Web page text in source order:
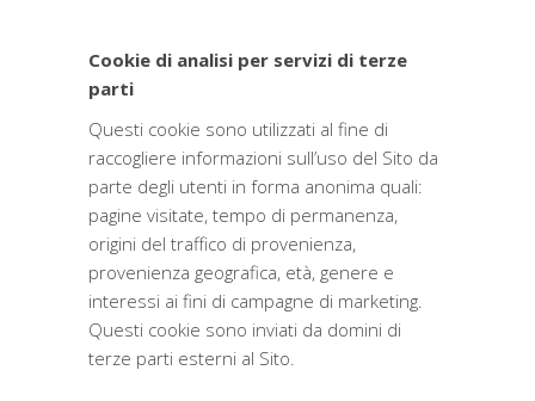
Cookie di analisi per servizi di terze
parti
Questi cookie sono utilizzati al fine di
raccogliere informazioni sull’uso del Sito da
parte degli utenti in forma anonima quali:
pagine visitate, tempo di permanenza,
origini del traffico di provenienza,
provenienza geografica, età, genere e
interessi ai fini di campagne di marketing.
Questi cookie sono inviati da domini di
terze parti esterni al Sito.